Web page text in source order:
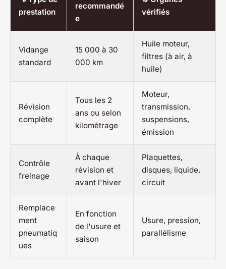
prestation
recommandé
e
vérifiés
Vidange
standard
15 000 à 30
000 km
Huile moteur,
filtres (à air, à
huile)
Révision
complète
Tous les 2
ans ou selon
kilométrage
Moteur,
transmission,
suspensions,
émission
Contrôle
freinage
À chaque
révision et
avant l'hiver
Plaquettes,
disques, liquide,
circuit
Remplace
ment
pneumatiq
ues
En fonction
de l'usure et
saison
Usure, pression,
parallélisme